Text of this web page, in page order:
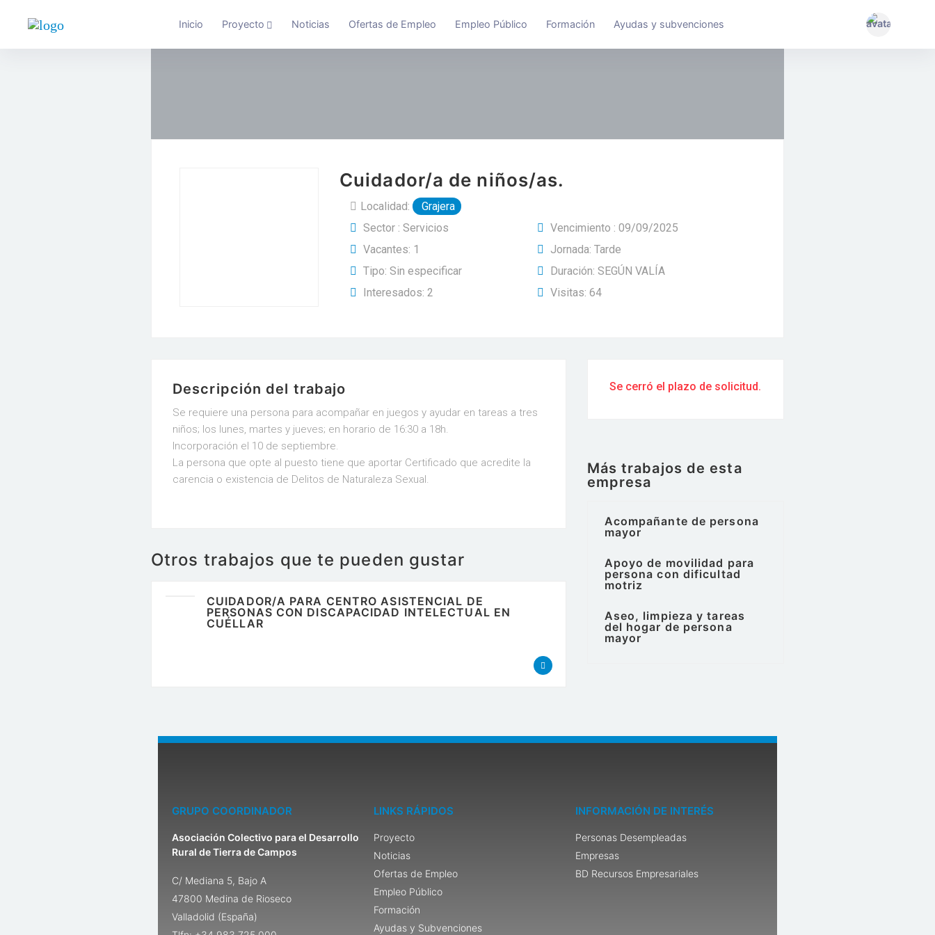
Inicio Proyecto Noticias Ofertas de Empleo Empleo Público Formación Ayudas y subvenciones
Cuidador/a de niños/as.
Localidad:
Grajera
Sector : Servicios
Vencimiento : 09/09/2025
Vacantes: 1
Jornada: Tarde
Tipo: Sin especificar
Duración: SEGÚN VALÍA
Interesados: 2
Visitas: 64
Descripción del trabajo
Se requiere una persona para acompañar en juegos y ayudar en tareas a tres
niños; los lunes, martes y jueves; en horario de 16:30 a 18h.
Incorporación el 10 de septiembre.
La persona que opte al puesto tiene que aportar Certificado que acredite la
carencia o existencia de Delitos de Naturaleza Sexual.
Otros trabajos que te pueden gustar
CUIDADOR/A PARA CENTRO ASISTENCIAL DE
PERSONAS CON DISCAPACIDAD INTELECTUAL EN
CUÉLLAR
Se cerró el plazo de solicitud.
Más trabajos de esta
empresa
Acompañante de persona
mayor
Apoyo de movilidad para
persona con dificultad
motriz
Aseo, limpieza y tareas
del hogar de persona
mayor
GRUPO COORDINADOR
Asociación Colectivo para el Desarrollo
Rural de Tierra de Campos
C/ Mediana 5, Bajo A
47800 Medina de Rioseco
Valladolid (España)
LINKS RÁPIDOS
Proyecto
Noticias
Ofertas de Empleo
Empleo Público
Formación
Ayudas y Subvenciones
INFORMACIÓN DE INTERÉS
Personas Desempleadas
Empresas
BD Recursos Empresariales